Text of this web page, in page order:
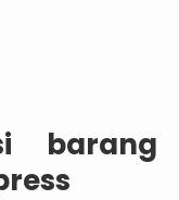
barang